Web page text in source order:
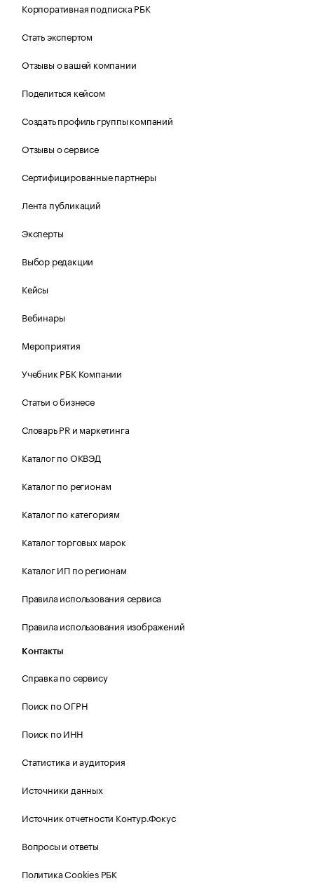
Корпоративная подписка РБК
Стать экспертом
Отзывы о вашей компании
Поделиться кейсом
Создать профиль группы компаний
Отзывы о сервисе
Сертифицированные партнеры
Лента публикаций
Эксперты
Выбор редакции
Кейсы
Вебинары
Мероприятия
Учебник РБК Компании
Статьи о бизнесе
Словарь PR и маркетинга
Каталог по ОКВЭД
Каталог по регионам
Каталог по категориям
Каталог торговых марок
Каталог ИП по регионам
Правила использования сервиса
Правила использования изображений
Контакты
Справка по сервису
Поиск по ОГРН
Поиск по ИНН
Статистика и аудитория
Источники данных
Источник отчетности Контур.Фокус
Вопросы и ответы
Политика Cookies РБК